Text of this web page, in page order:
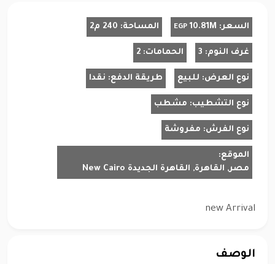
السعر: 10.81M
EGP المساحة: 240 م2
غرف النوم: 3 الحمامات: 2
نوع العرض: للبيع طريقة الدفع: نقدا
نوع التشطيب: مشطب
نوع الفرش: مفروشة
الموقع:
مصر, القاهرة, القاهرة الجديدة New Cairo
new Arrival
الوصف